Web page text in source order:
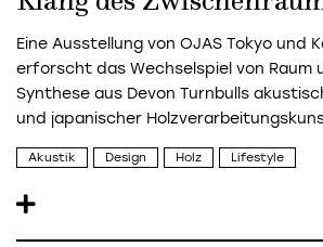
Eine Ausstellung von OJAS Tokyo und
erforscht das Wechselspiel von Raum
Synthese aus Devon Turnbulls
und japanischer
Akustik Design Holz Lifestyle